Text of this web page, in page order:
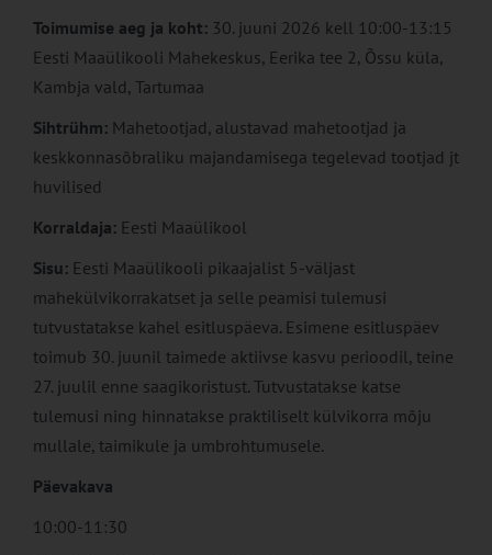
Toimumise aeg ja koht: 30. juuni 2026 kell 10:00-13:15
Eesti Maaülikooli Mahekeskus, Eerika tee 2, Õssu küla,
Kambja vald, Tartumaa
Sihtrühm: Mahetootjad, alustavad mahetootjad ja
keskkonnasõbraliku majandamisega tegelevad tootjad jt
huvilised
Korraldaja: Eesti Maaülikool
Sisu: Eesti Maaülikooli pikaajalist 5-väljast
mahekülvikorrakatset ja selle peamisi tulemusi
tutvustatakse kahel esitluspäeva. Esimene esitluspäev
toimub 30. juunil taimede aktiivse kasvu perioodil, teine
27. juulil enne saagikoristust. Tutvustatakse katse
tulemusi ning hinnatakse praktiliselt külvikorra mõju
mullale, taimikule ja umbrohtumusele.
Päevakava
10:00-11:30